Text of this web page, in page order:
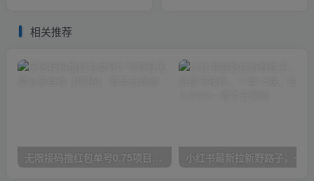
相关推荐
无限接码撸红包单号0.75项目无偿分享给你【揭秘】